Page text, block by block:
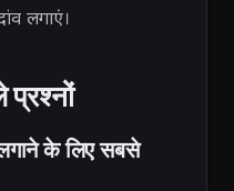
लगाएं।
के लिए सबसे